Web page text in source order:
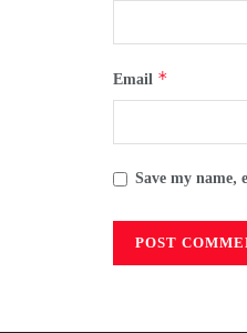
Email *
Save my name,